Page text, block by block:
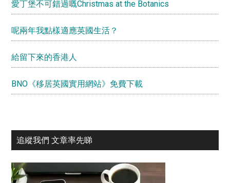
愛丁堡不可錯過嘅Christmas at the Botanics
呢兩年我點樣適應英國生活？
給留下來的香港人
BNO《移居英國實用網站》免費下載
追縱我們 文章率先睇